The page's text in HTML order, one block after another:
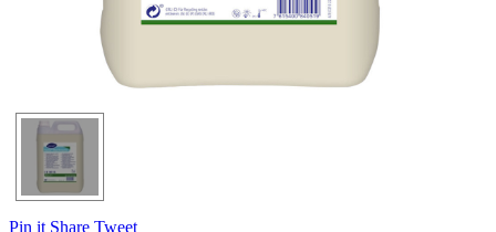
Pin it Share Tweet